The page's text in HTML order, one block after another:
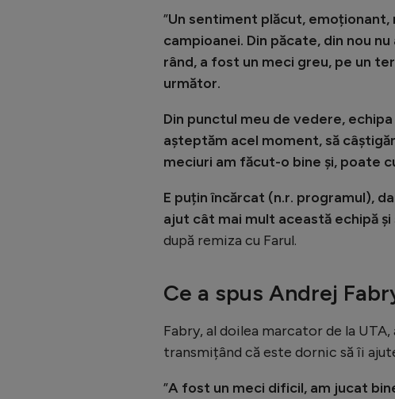
”Un sentiment plăcut, emoționant,
campioanei. Din păcate, din nou
rând, a fost un meci greu, pe un
următor.
Din punctul meu de vedere,
așteptăm acel moment, să
meciuri am făcut-o bine și, poate
E puțin încărcat (n.r. programul),
ajut cât mai mult această echipă
după remiza cu Farul.
Ce a spus Andrej
Fabry, al doilea marcator de la
transmițând că este dornic să îi
”A fost un meci dificil, am jucat